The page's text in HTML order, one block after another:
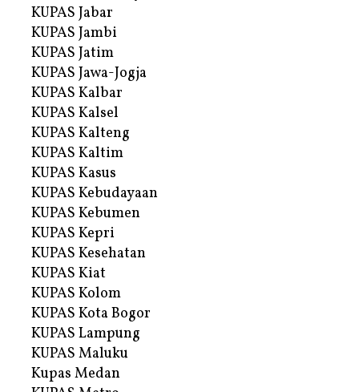
KUPAS Jabar
KUPAS Jambi
KUPAS Jatim
KUPAS Jawa-Jogja
KUPAS Kalbar
KUPAS Kalsel
KUPAS Kalteng
KUPAS Kaltim
KUPAS Kasus
KUPAS Kebudayaan
KUPAS Kebumen
KUPAS Kepri
KUPAS Kesehatan
KUPAS Kiat
KUPAS Kolom
KUPAS Kota Bogor
KUPAS Lampung
KUPAS Maluku
Kupas Medan